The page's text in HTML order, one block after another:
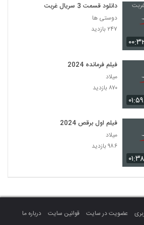
دانلود قسمت 3 سریال غربت
دوستی ها
۲۴۷ بازدید
فیلم فرمانده 2024
میلاد
۸۷۰ بازدید
فیلم اول برقص 2024
میلاد
۹۸۶ بازدید
عضویت در سایت قوانین سایت
درباره ما